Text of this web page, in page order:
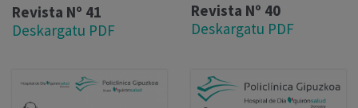
Revista Nº 41
Deskargatu PDF
Revista Nº 40
Deskargatu PDF